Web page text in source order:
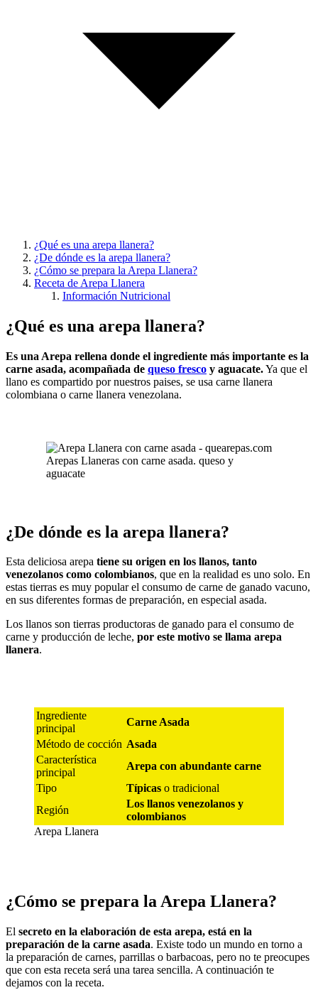
¿Qué es una arepa llanera?
¿De dónde es la arepa llanera?
¿Cómo se prepara la Arepa Llanera?
Receta de Arepa Llanera
Información Nutricional
¿Qué es una arepa llanera?
Es una Arepa rellena donde el ingrediente más importante es la
carne asada, acompañada de queso fresco y aguacate.Ya que el
llano es compartido por nuestros paises, se usa carne llanera
colombiana o carne llanera venezolana.
Arepas Llaneras con carne asada. queso y
aguacate
¿De dónde es la arepa llanera?
Esta deliciosa arepa tiene su origen en los llanos, tanto
venezolanos como colombianos, que en la realidad es uno solo. En
estas tierras es muy popular el consumo de carne de ganado vacuno,
en sus diferentes formas de preparación, en especial asada.
Los llanos son tierras productoras de ganado para el consumo de
carne y producción de leche, por este motivo se llama arepa
llanera.
Ingrediente
principal
Carne Asada
Método de cocción Asada
Característica
principal
Arepa con abundante carne
Tipo
Típicas o tradicional
Región
Los llanos venezolanos y
colombianos
Arepa Llanera
¿Cómo se prepara la Arepa Llanera?
El secreto en la elaboración de esta arepa, está en la
preparación de la carne asada. Existe todo un mundo en torno a
la preparación de carnes, parrillas o barbacoas, pero no te preocupes
que con esta receta será una tarea sencilla. A continuación te
dejamos con la receta.